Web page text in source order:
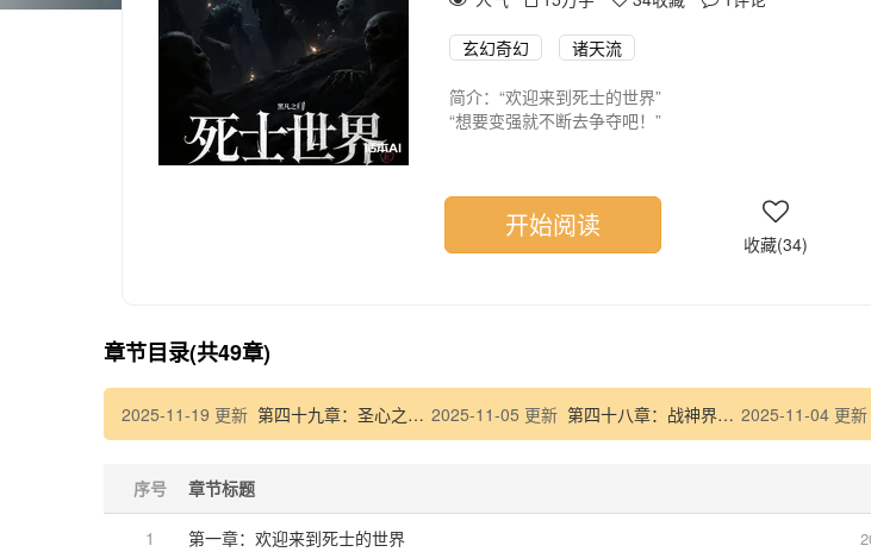
玄幻奇幻 诸天流
简介：“欢迎来到死士的世界”
“想要变强就不断去争夺吧！”
至此，诸天万界流传的一句话，
“御神王群万古永世不败”
开始阅读
收藏(34)
章节目录(共49章)
2025-11-19 更新 第四十九章：圣心之争，四方来临 2025-11-05 更新 第四十八章：战神界准备 2025-11-04 更新
序号 章节标题
1 第一章：欢迎来到死士的世界